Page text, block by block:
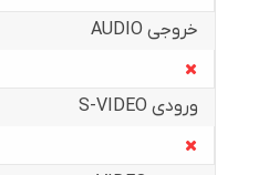
خروجی AUDIO
ورودی S-VIDEO